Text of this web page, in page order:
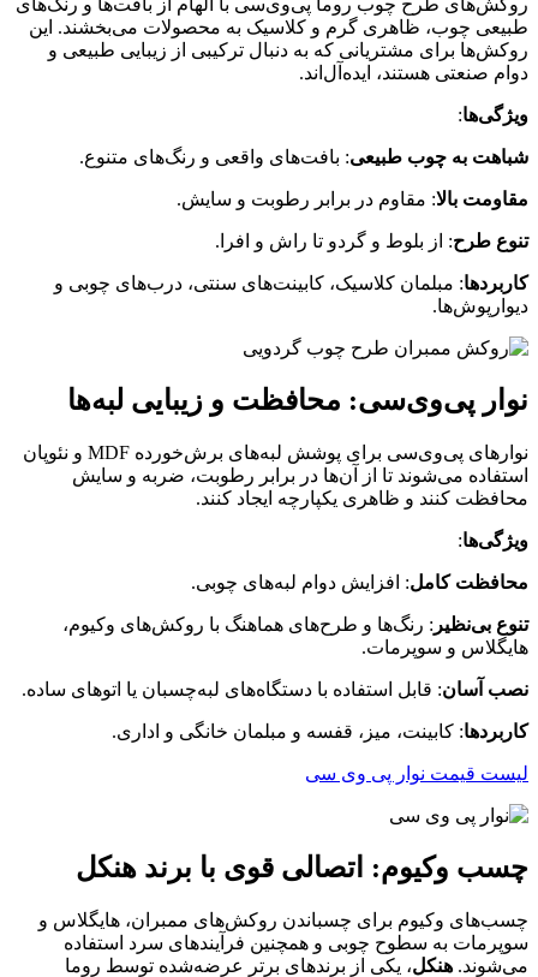
روکش‌های طرح چوب روما پی‌وی‌سی با الهام از بافت‌ها و رنگ‌های
طبیعی چوب، ظاهری گرم و کلاسیک به محصولات می‌بخشند. این
روکش‌ها برای مشتریانی که به دنبال ترکیبی از زیبایی طبیعی و
دوام صنعتی هستند، ایده‌آل‌اند.
ویژگی‌ها:
شباهت به چوب طبیعی: بافت‌های واقعی و رنگ‌های متنوع.
مقاومت بالا: مقاوم در برابر رطوبت و سایش.
تنوع طرح: از بلوط و گردو تا راش و افرا.
کاربردها: مبلمان کلاسیک، کابینت‌های سنتی، درب‌های چوبی و
دیوارپوش‌ها.
نوار پی‌وی‌سی: محافظت و زیبایی لبه‌ها
نوارهای پی‌وی‌سی برای پوشش لبه‌های برش‌خورده MDF و نئوپان
استفاده می‌شوند تا از آن‌ها در برابر رطوبت، ضربه و سایش
محافظت کنند و ظاهری یکپارچه ایجاد کنند.
ویژگی‌ها:
محافظت کامل: افزایش دوام لبه‌های چوبی.
تنوع بی‌نظیر : رنگ‌ها و طرح‌های هماهنگ با روکش‌های وکیوم،
هایگلاس و سوپرمات.
نصب آسان: قابل استفاده با دستگاه‌های لبه‌چسبان یا اتوهای ساده.
کاربردها: کابینت، میز، قفسه و مبلمان خانگی و اداری.
لیست قیمت نوار پی وی سی
چسب وکیوم: اتصالی قوی با برند هنکل
چسب‌های وکیوم برای چسباندن روکش‌های ممبران، هایگلاس و
سوپرمات به سطوح چوبی و همچنین فرآیندهای سرد استفاده
می‌شوند. هنکل، یکی از برندهای برتر عرضه‌شده توسط روما